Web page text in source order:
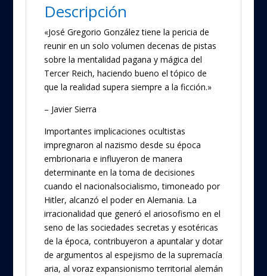
Descripción
«José Gregorio González tiene la pericia de
reunir en un solo volumen decenas de pistas
sobre la mentalidad pagana y mágica del
Tercer Reich, haciendo bueno el tópico de
que la realidad supera siempre a la ficción.»
– Javier Sierra
Importantes implicaciones ocultistas
impregnaron al nazismo desde su época
embrionaria e influyeron de manera
determinante en la toma de decisiones
cuando el nacionalsocialismo, timoneado por
Hitler, alcanzó el poder en Alemania. La
irracionalidad que generó el ariosofismo en el
seno de las sociedades secretas y esotéricas
de la época, contribuyeron a apuntalar y dotar
de argumentos al espejismo de la supremacía
aria, al voraz expansionismo territorial alemán